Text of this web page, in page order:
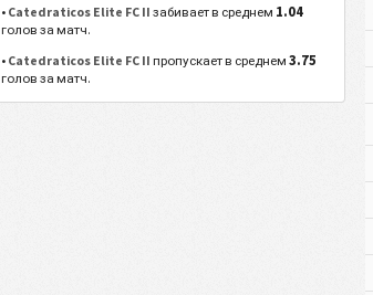
• Catedraticos Elite FC II забивает в среднем 1.04
голов за матч.
• Catedraticos Elite FC II пропускает в среднем 3.75
голов за матч.